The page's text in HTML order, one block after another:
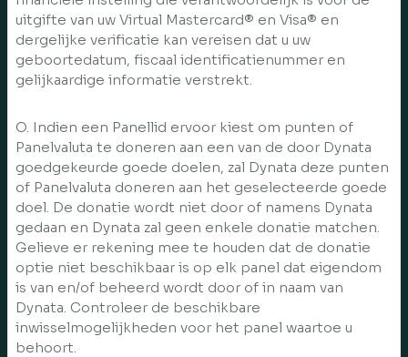
uitgifte van uw Virtual Mastercard® en Visa® en
dergelijke verificatie kan vereisen dat u uw
geboortedatum, fiscaal identificatienummer en
gelijkaardige informatie verstrekt.
O. Indien een Panellid ervoor kiest om punten of
Panelvaluta te doneren aan een van de door Dynata
goedgekeurde goede doelen, zal Dynata deze punten
of Panelvaluta doneren aan het geselecteerde goede
doel. De donatie wordt niet door of namens Dynata
gedaan en Dynata zal geen enkele donatie matchen.
Gelieve er rekening mee te houden dat de donatie
optie niet beschikbaar is op elk panel dat eigendom
is van en/of beheerd wordt door of in naam van
Dynata. Controleer de beschikbare
inwisselmogelijkheden voor het panel waartoe u
behoort.